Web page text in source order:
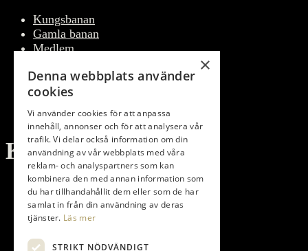
Kungsbanan
Gamla banan
Medlem
Företag
Bli Företagspartner
Kontakt
Torupsvägen 408-140
233 64 Bara Sweden
info@bokskogen.com
+46 – (0)40 40 69 00
×
Denna webbplats använder
cookies
Vi använder cookies för att anpassa
innehåll, annonser och för att analysera vår
trafik. Vi delar också information om din
användning av vår webbplats med våra
reklam- och analyspartners som kan
kombinera den med annan information som
du har tillhandahållit dem eller som de har
samlat in från din användning av deras
tjänster. Läs mer
STRIKT NÖDVÄNDIGT